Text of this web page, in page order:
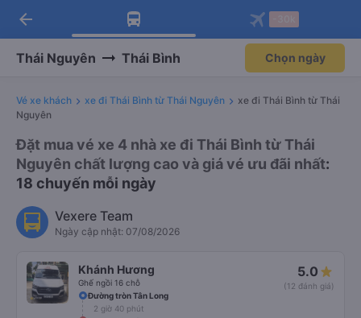
Tải app Vexere ngay!
Nhận ưu đãi thành viên độc
Mở app
Tải app Vexere
-30k/ghế khi đặt vé máy bay qua
Mở app
arrow_back
Thái Nguyên Thái Bình Chọn ngày
Vé xe khách xe đi Thái Bình từ Thái Nguyên
xe đi Thái Bình từ Thái
Nguyên
Đặt mua vé xe 4 nhà xe đi Thái Bình từ Thái
Nguyên chất lượng cao và giá vé ưu đãi nhất:
18 chuyến mỗi ngày
Vexere Team
Ngày cập nhật: 07/08/2026
Khánh Hương
Ghế ngồi 16 chỗ
5.0
(12 đánh giá)
Đường tròn Tân Long
2 giờ 40 phút